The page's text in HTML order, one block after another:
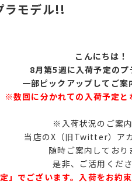
ラモデル!!
こんにちは！
8月第5週に入荷予定のプ
一部ピックアップしてご案
※数回に分かれての入荷予定と
※入荷状況のご案内
当店のX（旧Twitter）ア
随時ご案内しており
是非、ご活用くださ
」でございます。入荷をお約